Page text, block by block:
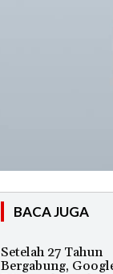
BACA JUGA
Setelah 27 Tahun
Bergabung,